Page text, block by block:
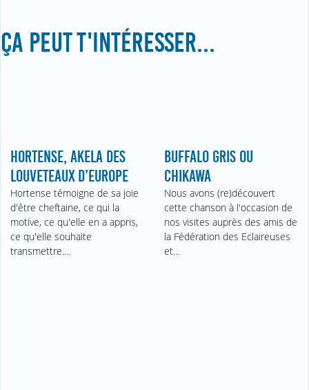
ÇA PEUT T'INTÉRESSER...
HORTENSE, AKELA DES
LOUVETEAUX D’EUROPE
Hortense témoigne de sa joie
d'être cheftaine, ce qui la
motive, ce qu'elle en a appris,
ce qu'elle souhaite
transmettre.…
BUFFALO GRIS OU
CHIKAWA
Nous avons (re)découvert
cette chanson à l'occasion de
nos visites auprès des amis de
la Fédération des Eclaireuses
et…